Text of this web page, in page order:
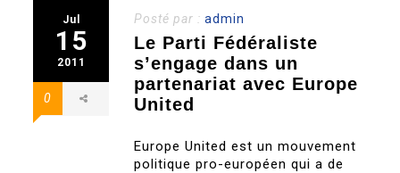
Jul
15
2011
0
Posté par :admin
Le Parti Fédéraliste
s’engage dans un
partenariat avec Europe
United
Europe United est un mouvement
politique pro-européen qui a de